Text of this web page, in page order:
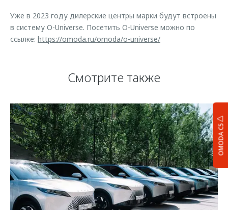
OMODA C5
Уже в 2023 году дилерские центры марки будут встроены
в систему O-Universe. Посетить O-Universe можно по
ссылке: https://omoda.ru/omoda/o-universe/
Смотрите также